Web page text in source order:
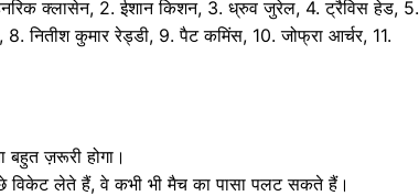
क्लासेन, 2. ईशान किशन, 3. ध्रुव जुरेल, 4. ट्रैविस हेड, 5.
नितीश कुमार रेड्डी, 9. पैट कमिंस, 10. जोफ्रा आर्चर, 11.
बहुत ज़रूरी होगा।
लेते हैं, वे कभी भी मैच का पासा पलट सकते हैं।